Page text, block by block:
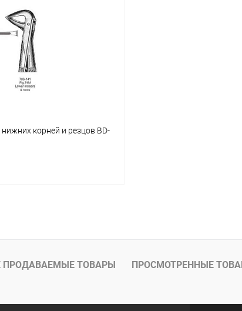
корней и резцов BD-
Сравнение
В наличии
ТОВАРЫ ПРОСМОТРЕННЫЕ